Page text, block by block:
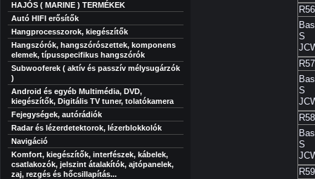
HAJÓS ( MARINE ) TERMÉKEK
Autó HIFI erősítők
Hangprocesszorok, kiegészítők
Hangszórók, hangszórószettek, komponens
elemek, típusspecifikus hangszórók
Subwooferek ( aktív és passzív mélysugárzók
)
Android és egyéb Multimédia, DVD,
kiegészítők, Digitális TV tuner, tolatókamera
Fejegységek, autórádiók
Radar és lézerdetektorok, lézerblokkolók
Navigáció
Komfort, kiegészítők, interfészek, kábelek,
csatlakozók, jelszint átalakítók, ajtópanelek,
zaj, rezgés és hőcsillapítás...
S
S
S